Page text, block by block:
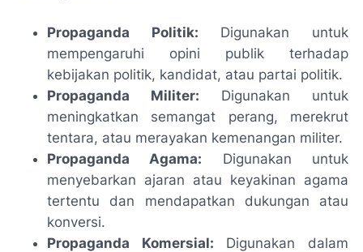
Propaganda Politik: Digunakan untuk
mempengaruhi opini publik terhadap
kebijakan politik, kandidat, atau partai politik.
Propaganda Militer: Digunakan untuk
meningkatkan semangat perang, merekrut
tentara, atau merayakan kemenangan militer.
Propaganda Agama: Digunakan untuk
menyebarkan ajaran atau keyakinan agama
tertentu dan mendapatkan dukungan atau
konversi.
Propaganda Komersial: Digunakan dalam